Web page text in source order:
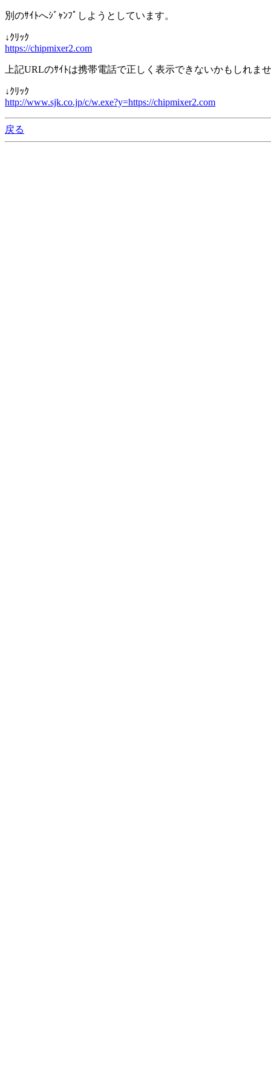
別のｻｲﾄへｼﾞｬﾝﾌﾟしようとしています。
↓ｸﾘｯｸ
https://chipmixer2.com
上記URLのｻｲﾄは携帯電話で正しく表示できないかもしれ
↓ｸﾘｯｸ
http://www.sjk.co.jp/c/w.exe?y=https://chipmixer2.com
戻る